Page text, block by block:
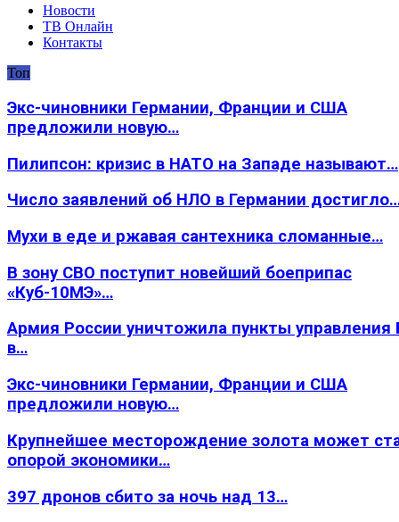
Новости
ТВ Онлайн
Контакты
Топ
Экс-чиновники Германии, Франции и США
предложили новую…
Пилипсон: кризис в НАТО на Западе называют…
Число заявлений об НЛО в Германии
Мухи в еде и ржавая сантехника сломанные…
В зону СВО поступит новейший боеприпас
«Куб-10МЭ»…
Армия России уничтожила пункты
в…
Экс-чиновники Германии, Франции и США
предложили новую…
Крупнейшее месторождение золота может
опорой экономики…
397 дронов сбито за ночь над 13…